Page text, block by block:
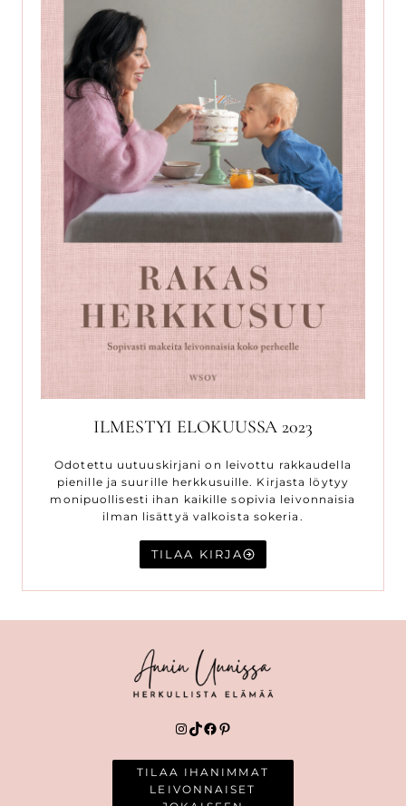
ILMESTYI ELOKUUSSA 2023
Odotettu uutuuskirjani on leivottu rakkaudella
pienille ja suurille herkkusuille. Kirjasta löytyy
monipuollisesti ihan kaikille sopivia leivonnaisia
ilman lisättyä valkoista sokeria.
TILAA KIRJA
Instagram
TikTok
Facebook
Pinterest
TILAA IHANIMMAT
LEIVONNAISET